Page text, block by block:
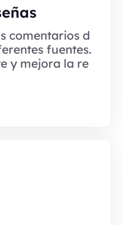
comentarios d
fuentes.
y mejora la re